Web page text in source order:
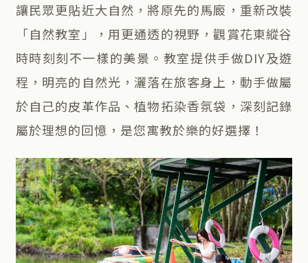
讓民眾更貼近大自然，將原先的馬廄，重新改裝
「自然教室」，用更通透的視野，觀賞花東縱谷
時時刻刻不一樣的美景。教室提供手做DIY及遊
程，明亮的自然光，灑落在旅客身上，動手做屬
於自己的皮革作品、植物拓染香氛袋，深刻記錄
屬於理想的回憶，是您寓教於樂的好選擇！